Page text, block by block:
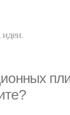
идеи.